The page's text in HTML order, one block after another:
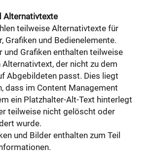
Alternativtexte
teilweise Alternativtexte für
Grafiken und Bedienelemente.
und Grafiken enthalten teilweise
Alternativtext, der nicht zu dem
Abgebildeten passt. Dies liegt
dass im Content Management
ein Platzhalter-Alt-Text hinterlegt
teilweise nicht gelöscht oder
wurde.
und Bilder enthalten zum Teil